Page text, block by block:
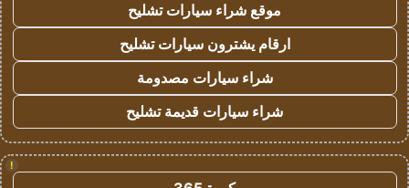
موقع شراء سيارات تشليح
ارقام يشترون سيارات تشليح
شراء سيارات مصدومة
شراء سيارات قديمة تشليح
!